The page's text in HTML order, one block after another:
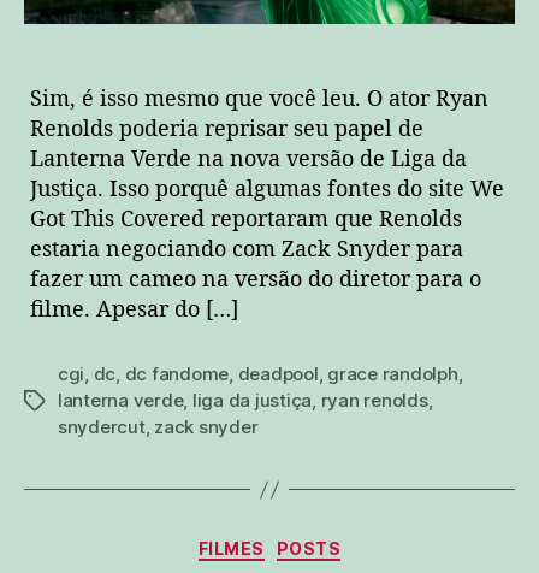
Sim, é isso mesmo que você leu. O ator Ryan
Renolds poderia reprisar seu papel de
Lanterna Verde na nova versão de Liga da
Justiça. Isso porquê algumas fontes do site We
Got This Covered reportaram que Renolds
estaria negociando com Zack Snyder para
fazer um cameo na versão do diretor para o
filme. Apesar do […]
tags
cgi, dc, dc fandome, deadpool, grace randolph,
lanterna verde, liga da justiça, ryan renolds,
snydercut, zack snyder
Categorias
FILMES POSTS